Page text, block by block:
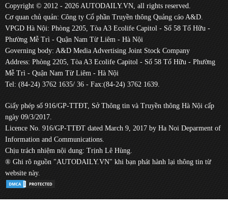
Copyright © 2012 - 2026 AUTODAILY.VN, all rights reserved.
Cơ quan chủ quản: Công ty Cổ phần Truyền thông Quảng cáo A&D.
VPGD Hà Nội: Phòng 2205, Tòa A3 Ecolife Capitol - Số 58 Tố Hữu -
Phường Mễ Trì - Quận Nam Từ Liêm - Hà Nội
Governing body: A&D Media Advertising Joint Stock Company
Address: Phòng 2205, Tòa A3 Ecolife Capitol - Số 58 Tố Hữu - Phường
Mễ Trì - Quận Nam Từ Liêm - Hà Nội
Tel: (84-24) 3762 1635/ 36 - Fax:(84-24) 3762 1639.
Giấy phép số 916/GP-TTĐT, Sở Thông tin và Truyền thông Hà Nội cấp
ngày 09/3/2017.
Licence No. 916/GP-TTĐT dated March 9, 2017 by Ha Noi Deparment of
Information and Communications.
Chịu trách nhiệm nội dung: Trịnh Lê Hùng.
® Ghi rõ nguồn "AUTODAILY.VN" khi bạn phát hành lại thông tin từ
website này.